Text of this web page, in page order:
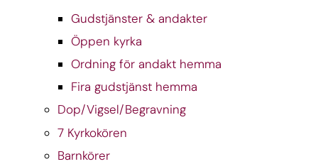
Gudstjänster & andakter
Öppen kyrka
Ordning för andakt hemma
Fira gudstjänst hemma
Dop/Vigsel/Begravning
7 Kyrkokören
Barnkörer